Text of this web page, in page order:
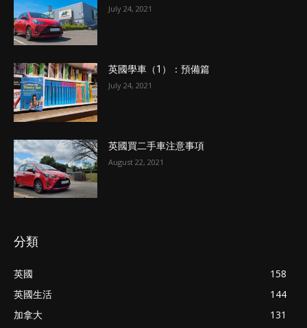
July 24, 2021
英國學車（1）：預備篇
July 24, 2021
英國買二手車注意事項
August 22, 2021
分類
英國
158
英國生活
144
加拿大
131